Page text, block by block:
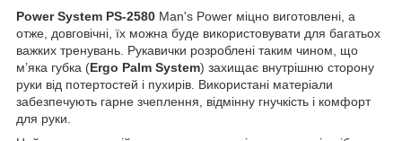
Power System PS-2580 Man's Power міцно виготовлені, а
отже, довговічні, їх можна буде використовувати для багатьох
важких тренувань. Рукавички розроблені таким чином, що
м’яка губка (Ergo Palm System) захищає внутрішню сторону
руки від потертостей і пухирів. Використані матеріали
забезпечують гарне зчеплення, відмінну гнучкість і комфорт
для руки.